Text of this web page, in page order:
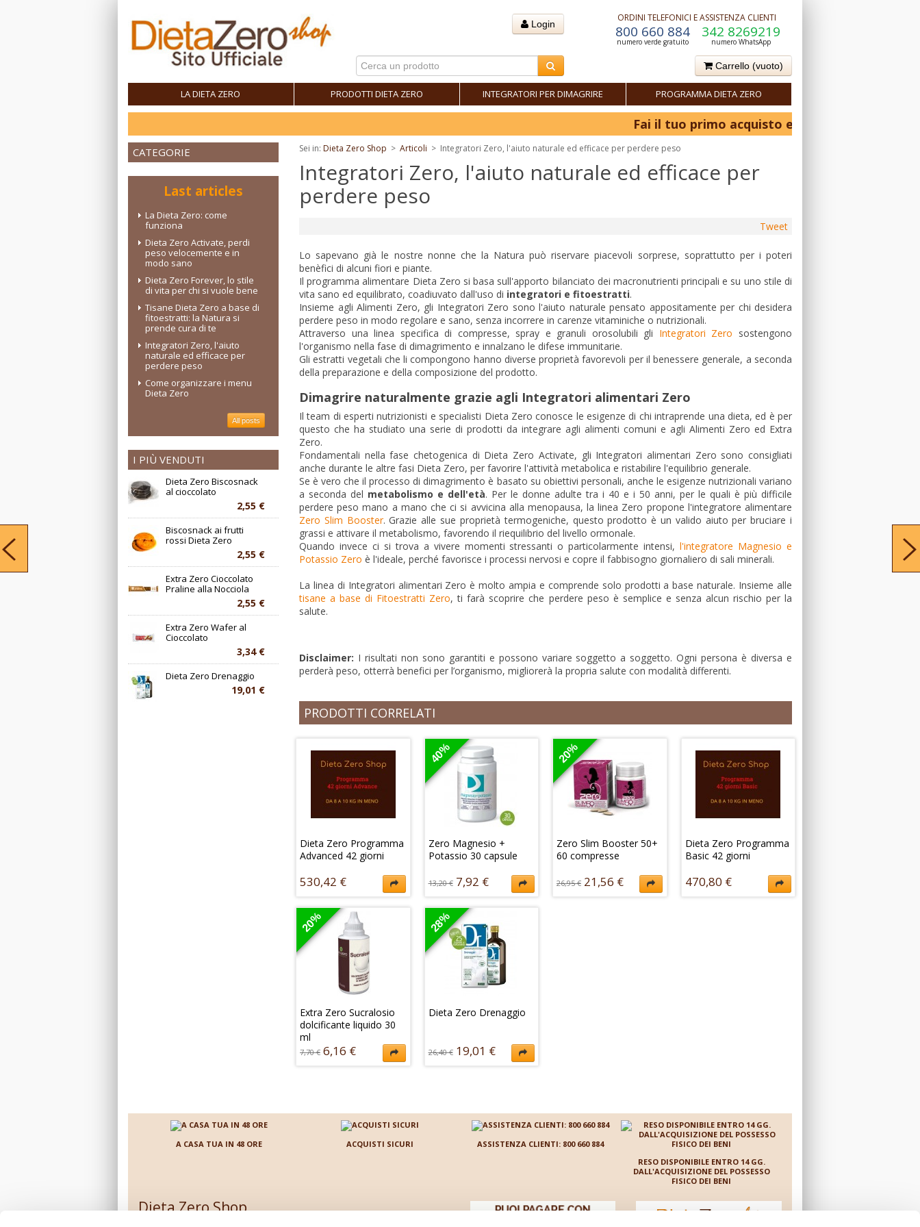
Login
ORDINI TELEFONICI E ASSISTENZA CLIENTI
800 660 884
numero verde gratuito
342 8269219
numero WhatsApp
Carrello (vuoto)
LA DIETA ZERO PRODOTTI DIETA ZERO INTEGRATORI PER DIMAGRIRE PROGRAMMA DIETA ZERO
Fai il tuo primo acquisto e ottieni il 10% di sconto!
CATEGORIE
Last articles
La Dieta Zero: come
funziona
Dieta Zero Activate, perdi
peso velocemente e in
modo sano
Dieta Zero Forever, lo stile
di vita per chi si vuole bene
Tisane Dieta Zero a base di
fitoestratti: la Natura si
prende cura di te
Integratori Zero, l'aiuto
naturale ed efficace per
perdere peso
Come organizzare i menu
Dieta Zero
All posts
I PIÙ VENDUTI
Dieta Zero Biscosnack
al cioccolato
2,55 €
Biscosnack ai frutti
rossi Dieta Zero
2,55 €
Extra Zero Cioccolato
Praline alla Nocciola
2,55 €
Extra Zero Wafer al
Cioccolato
3,34 €
Dieta Zero Drenaggio
19,01 €
Sei in: Dieta Zero Shop > Articoli > Integratori Zero, l'aiuto naturale ed efficace per perdere peso
Integratori Zero, l'aiuto naturale ed efficace per
perdere peso
Tweet
Lo sapevano già le nostre nonne che la Natura può riservare piacevoli sorprese, soprattutto per i poteri
benèfici di alcuni fiori e piante.
Il programma alimentare Dieta Zero si basa sull'apporto bilanciato dei macronutrienti principali e su uno stile di
vita sano ed equilibrato, coadiuvato dall'uso di integratori e fitoestratti.
Insieme agli Alimenti Zero, gli Integratori Zero sono l'aiuto naturale pensato appositamente per chi desidera
perdere peso in modo regolare e sano, senza incorrere in carenze vitaminiche o nutrizionali.
Attraverso una linea specifica di compresse, spray e granuli orosolubili gli Integratori Zero sostengono
l'organismo nella fase di dimagrimento e innalzano le difese immunitarie.
Gli estratti vegetali che li compongono hanno diverse proprietà favorevoli per il benessere generale, a seconda
della preparazione e della composizione del prodotto.
Dimagrire naturalmente grazie agli Integratori alimentari Zero
Il team di esperti nutrizionisti e specialisti Dieta Zero conosce le esigenze di chi intraprende una dieta, ed è per
questo che ha studiato una serie di prodotti da integrare agli alimenti comuni e agli Alimenti Zero ed Extra
Zero.
Fondamentali nella fase chetogenica di Dieta Zero Activate, gli Integratori alimentari Zero sono consigliati
anche durante le altre fasi Dieta Zero, per favorire l'attività metabolica e ristabilire l'equilibrio generale.
Se è vero che il processo di dimagrimento è basato su obiettivi personali, anche le esigenze nutrizionali variano
a seconda del metabolismo e dell'età. Per le donne adulte tra i 40 e i 50 anni, per le quali è più difficile
perdere peso mano a mano che ci si avvicina alla menopausa, la linea Zero propone l'integratore alimentare
Zero Slim Booster. Grazie alle sue proprietà termogeniche, questo prodotto è un valido aiuto per bruciare i
grassi e attivare il metabolismo, favorendo il riequilibrio del livello ormonale.
Quando invece ci si trova a vivere momenti stressanti o particolarmente intensi,l'integratore Magnesio e
Potassio Zero è l'ideale, perché favorisce i processi nervosi e copre il fabbisogno giornaliero di sali minerali.
La linea di Integratori alimentari Zero è molto ampia e comprende solo prodotti a base naturale. Insieme alle
tisane a base di Fitoestratti Zero, ti farà scoprire che perdere peso è semplice e senza alcun rischio per la
salute.
Disclaimer: I risultati non sono garantiti e possono variare soggetto a soggetto. Ogni persona è diversa e
perderà peso, otterrà benefici per l’organismo, migliorerà la propria salute con modalità differenti.
PRODOTTI CORRELATI
Dieta Zero Programma
Advanced 42 giorni
530,42 €
completa con alimenti e
integratori per sostenere
le tre fasi Dieta Zero,
ciascuna da 14 giorni,...
530,42 €
40%
Zero Magnesio +
Potassio 30 capsule
13,20 € 7,92 €
in capsule è un
integratore indicato per
colmare il fabbisogno di
questi due importanti
elementi.
7,92 €
20%
Zero Slim Booster 50+
60 compresse
26,95 € 21,56 €
Dieta Zero Programma
Basic 42 giorni
470,80 €
20%
Extra Zero Sucralosio
dolcificante liquido 30
ml
7,70 € 6,16 €
6,16 €
28%
Dieta Zero Drenaggio
26,40 € 19,01 €
la...
19,01 €
A CASA TUA IN 48 ORE ACQUISTI SICURI
ASSISTENZA CLIENTI: 800 660 884
RESO DISPONIBILE ENTRO 14 GG.
DALL'ACQUISIZIONE DEL POSSESSO
FISICO DEI BENI
Dieta Zero Shop